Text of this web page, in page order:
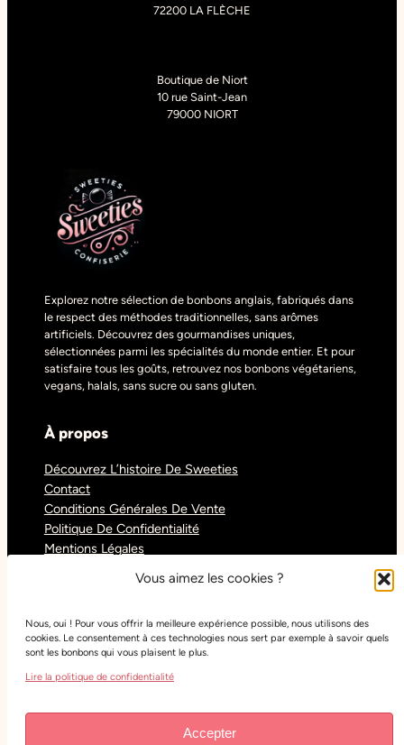
Vous aimez les cookies ?
Nous, oui ! Pour vous offrir la meilleure expérience possible, nous utilisons des
cookies. Le consentement à ces technologies nous sert par exemple à savoir quels
sont les bonbons qui vous plaisent le plus.
Lire la politique de confidentialité
Accepter
72200 LA FLÈCHE
Boutique de Niort
10 rue Saint-Jean
79000 NIORT
Explorez notre sélection de bonbons anglais, fabriqués dans
le respect des méthodes traditionnelles, sans arômes
artificiels. Découvrez des gourmandises uniques,
sélectionnées parmi les spécialités du monde entier. Et pour
satisfaire tous les goûts, retrouvez nos bonbons végétariens,
vegans, halals, sans sucre ou sans gluten.
À propos
Découvrez L’histoire De Sweeties
Contact
Conditions Générales De Vente
Politique De Confidentialité
Mentions Légales
Réseaux sociaux
Instagram